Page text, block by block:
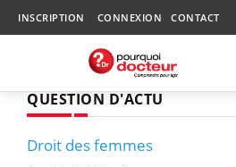
INSCRIPTION CONNEXION CONTACT
QUESTION D'ACTU
Droit des femmes